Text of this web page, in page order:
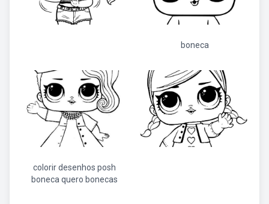
boneca
colorir desenhos posh
boneca quero bonecas